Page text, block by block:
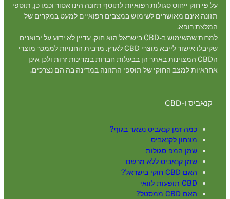
על פי חוק ייחוס סגולות רפואיות לתוסף תזונה הינו אסור וכמו כן, תוספי
תזונה אינם מאושרים לשימוש במצבים רפואיים למעט במקרים של
המלצת רופא.
למרות שהשימוש ב-CBD בישראל הוא חוק, עדיין לא ידוע על יבואנים
שקיבלו אישור לייבא מוצרי CBD לארץ. מרבית החנויות לממכר מוצרי
הCBD המצוינות באתר הן בבעלות חברות במדינות זרות ולכן אינן
אחראיות למצב החוקי של תוספי התזונה במדינה בה הם נצרכים.
קנאביס ו-CBD
כמה זמן קנאביס נשאר בגוף?
מונחון לקנאביס
שמן המפ סגולות
שמן קנאביס ללא מרשם
האם CBD חוקי בישראל?
CBD תופעות לוואי
האם CBD ממסטל?